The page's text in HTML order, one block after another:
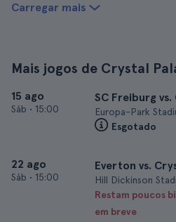
Carregar mais
Mais jogos de Crystal
15 ago
Sáb • 15:00
SC Freiburg
Europa-Park
Esgotado
22 ago
Sáb • 15:00
Everton vs.
Hill Dickinson
Restam poucos
em breve